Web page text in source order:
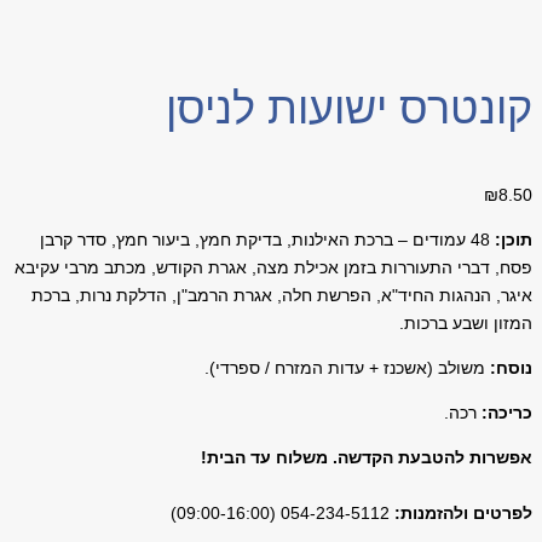
קונטרס ישועות לניסן
₪8.50
תוכן:
48 עמודים – ברכת האילנות, בדיקת חמץ, ביעור חמץ, סדר קרבן
פסח, דברי התעוררות בזמן אכילת מצה, אגרת הקודש, מכתב מרבי עקיבא
איגר, הנהגות החיד"א, הפרשת חלה, אגרת הרמב"ן, הדלקת נרות, ברכת
המזון ושבע ברכות
נוסח: משולב (אשכנז + עדות המזרח / ספרדי).
כריכה: רכה.
אפשרות להטבעת הקדשה. משלוח עד הבית!
לפרטים ולהזמנות: